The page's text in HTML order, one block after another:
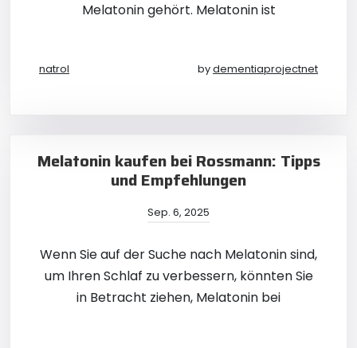
Melatonin gehört. Melatonin ist
natrol bydementiaprojectnet
Melatonin kaufen bei Rossmann: Tipps
und Empfehlungen
Sep. 6, 2025
Wenn Sie auf der Suche nach Melatonin sind,
um Ihren Schlaf zu verbessern, könnten Sie
in Betracht ziehen, Melatonin bei